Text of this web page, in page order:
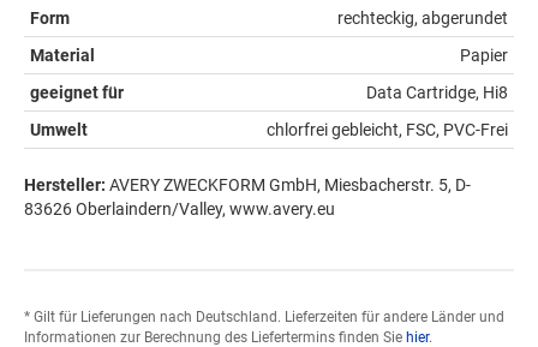
Form
rechteckig, abgerundet
Material
Papier
geeignet für
Data Cartridge, Hi8
Umwelt
chlorfrei gebleicht, FSC, PVC-Frei
Hersteller: AVERY ZWECKFORM GmbH, Miesbacherstr. 5, D-
83626 Oberlaindern/Valley, www.avery.eu
* Gilt für Lieferungen nach Deutschland. Lieferzeiten für andere Länder und
Informationen zur Berechnung des Liefertermins finden Sie hier.